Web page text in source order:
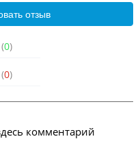
0)
0)
комментарий